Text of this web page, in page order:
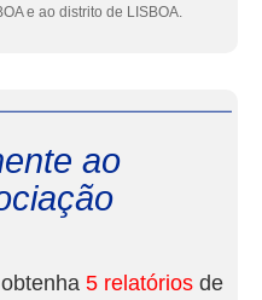
e ao distrito de LISBOA.
ao
5 relatórios de